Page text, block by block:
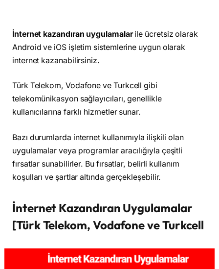
İnternet kazandıran uygulamalarile ücretsiz olarak
Android ve iOS işletim sistemlerine uygun olarak
internet kazanabilirsiniz.
Türk Telekom, Vodafone ve Turkcell gibi
telekomünikasyon sağlayıcıları, genellikle
kullanıcılarına farklı hizmetler sunar.
Bazı durumlarda internet kullanımıyla ilişkili olan
uygulamalar veya programlar aracılığıyla çeşitli
fırsatlar sunabilirler. Bu fırsatlar, belirli kullanım
koşulları ve şartlar altında gerçekleşebilir.
İnternet Kazandıran Uygulamalar
[Türk Telekom, Vodafone ve Turkcell